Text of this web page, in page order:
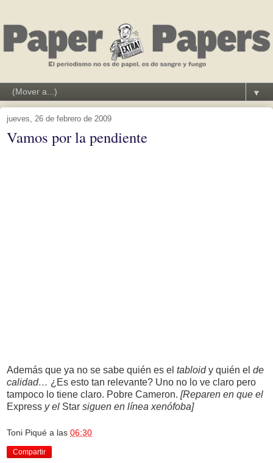
▼
jueves, 26 de febrero de 2009
Vamos por la pendiente
Además que ya no se sabe quién es el tabloidy quién el de
calidad… ¿Es esto tan relevante? Uno no lo ve claro pero
tampoco lo tiene claro. Pobre Cameron. [Reparen en que el
Express y el Star siguen en línea xenófoba]
Toni Piqué a las 06:30
Compartir